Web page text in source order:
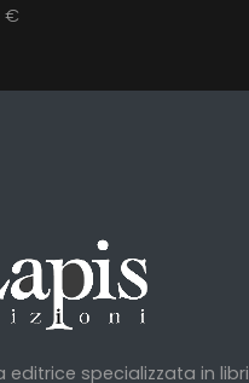
€
editrice specializzata in libri